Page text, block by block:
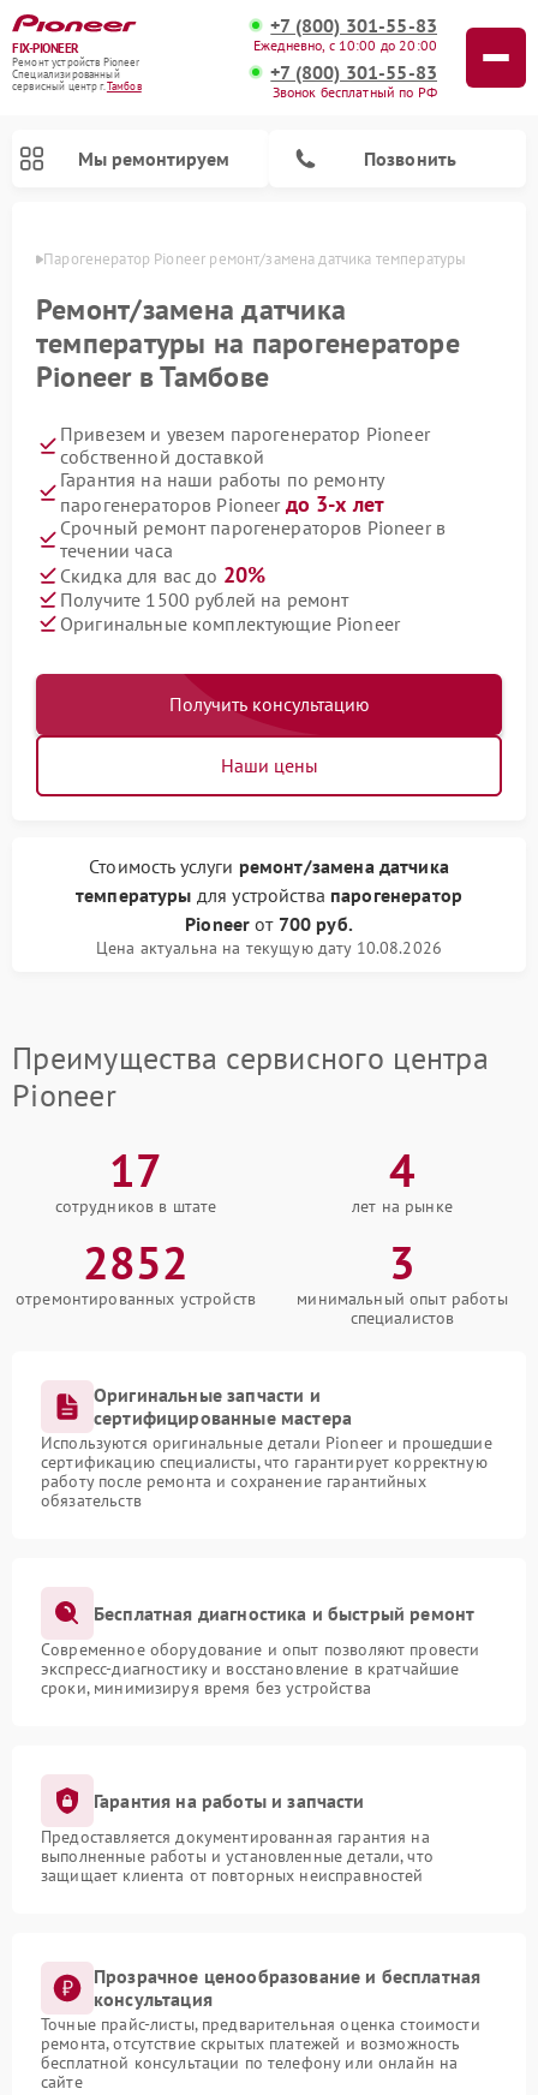
FIX-PIONEER
Ремонт устройств Pioneer
Специализированный
cервисный центр г.Тамбов
+7 (800) 301-55-83
Ежедневно, с 10:00 до 20:00
+7 (800) 301-55-83
Звонок бесплатный по РФ
Мы ремонтируем Позвонить
Парогенератор Pioneer ремонт/замена датчика температуры
Ремонт/замена датчика
температуры на парогенераторе
Pioneer в Тамбове
Привезем и увезем парогенератор Pioneer
собственной доставкой
Гарантия на наши работы по ремонту
парогенераторов Pioneer до 3-х лет
Срочный ремонт парогенераторов Pioneer в
течении часа
Скидка для вас до 20%
Получите 1500 рублей на ремонт
Оригинальные комплектующие Pioneer
Получить консультацию
Наши цены
Стоимость услуги ремонт/замена датчика
температуры для устройства парогенератор
Pioneer от 700 руб.
Цена актуальна на текущую дату 10.08.2026
Преимущества сервисного центра
Pioneer
17
сотрудников в штате
4
лет на рынке
2852
отремонтированных устройств
3
минимальный опыт работы
специалистов
Оригинальные запчасти и
сертифицированные мастера
Используются оригинальные детали Pioneer и прошедшие
сертификацию специалисты, что гарантирует корректную
работу после ремонта и сохранение гарантийных
обязательств
Бесплатная диагностика и быстрый ремонт
Современное оборудование и опыт позволяют провести
экспресс-диагностику и восстановление в кратчайшие
сроки, минимизируя время без устройства
Гарантия на работы и запчасти
Предоставляется документированная гарантия на
выполненные работы и установленные детали, что
защищает клиента от повторных неисправностей
Прозрачное ценообразование и бесплатная
консультация
Точные прайс-листы, предварительная оценка стоимости
ремонта, отсутствие скрытых платежей и возможность
бесплатной консультации по телефону или онлайн на
сайте